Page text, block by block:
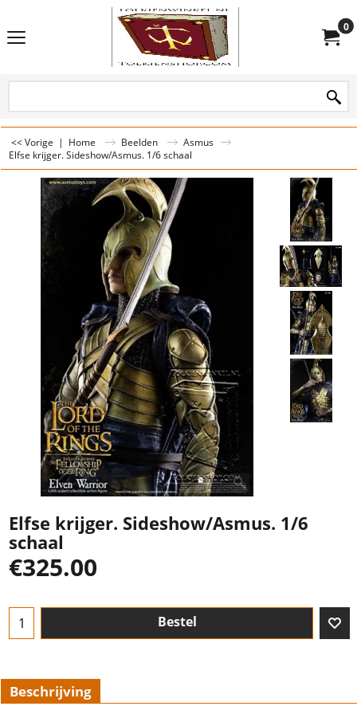
0
<< Vorige | Home Beelden
Asmus
Elfse krijger. Sideshow/Asmus. 1/6 schaal
Elfse krijger. Sideshow/Asmus. 1/6
schaal
€325.00
Bestel
Beschrijving